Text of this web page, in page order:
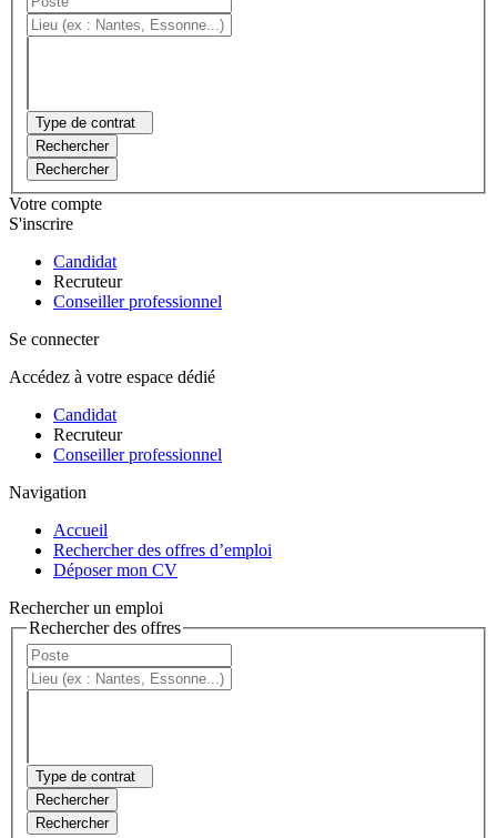
Type de contrat
Rechercher
Rechercher
Votre compte
S'inscrire
Candidat
Recruteur
Conseiller professionnel
Se connecter
Accédez à votre espace dédié
Candidat
Recruteur
Conseiller professionnel
Navigation
Accueil
Rechercher des offres d’emploi
Déposer mon CV
Rechercher un emploi
Rechercher des offres
Type de contrat
Rechercher
Rechercher